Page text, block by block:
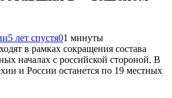
5 лет спустя01 минуты
в рамках сокращения состава
началах с российской стороной. В
и России останется по 19 местных